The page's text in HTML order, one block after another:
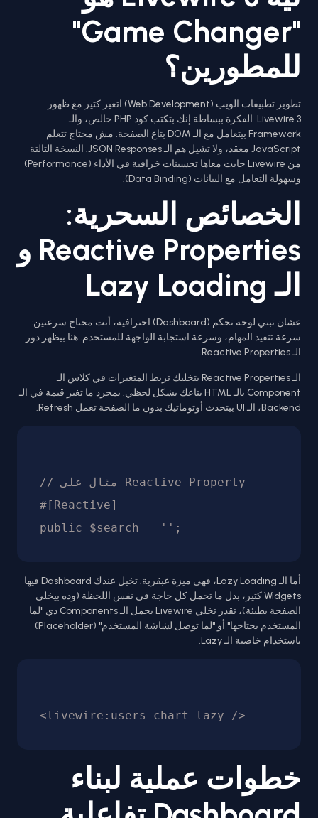
"Game Changer"
للمطورين؟
تطوير تطبيقات الويب (Web Development) اتغير كتير مع ظهور
Livewire 3. الفكرة ببساطة إنك بتكتب كود PHP خالص، والـ
Framework بيتعامل مع الـ DOM بتاع الصفحة. مش محتاج تتعلم
JavaScript معقد، ولا تشيل هم الـ JSON Responses. النسخة التالتة
من Livewire جابت معاها تحسينات خرافية في الأداء (Performance)
وسهولة التعامل مع البيانات (Data Binding).
الخصائص السحرية:
Reactive Properties و
الـ Lazy Loading
عشان تبني لوحة تحكم (Dashboard) احترافية، أنت محتاج سرعتين:
سرعة تنفيذ المهام، وسرعة استجابة الواجهة للمستخدم. هنا بيظهر دور
الـ Reactive Properties.
الـ Reactive Properties بتخليك تربط المتغيرات في كلاس الـ
Component بالـ HTML بتاعك بشكل لحظي. بمجرد ما تغير قيمة في الـ
Backend، الـ UI بيتحدث أوتوماتيك بدون ما الصفحة تعمل Refresh.
// مثال على Reactive Property
#[Reactive]
أما الـ Lazy Loading، فهي ميزة عبقرية. تخيل عندك Dashboard فيها
Widgets كتير، بدل ما تحمل كل حاجة في نفس اللحظة (وده بيخلي
الصفحة بطيئة)، تقدر تخلي Livewire يحمل الـ Components دي "لما
المستخدم يحتاجها" أو "لما توصل لشاشة المستخدم" (Placeholder)
باستخدام خاصية الـ Lazy.
خطوات عملية لبناء